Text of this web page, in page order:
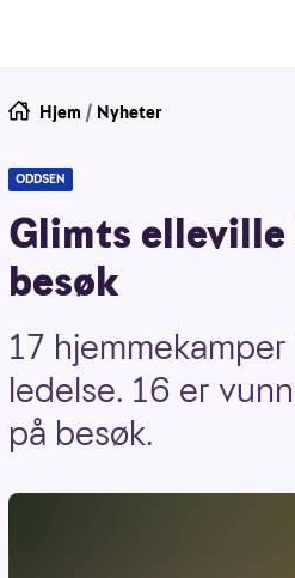
Hjem / Nyheter
ODDSEN
Glimts
besøk
17
ledelse. 16 er
på besøk.